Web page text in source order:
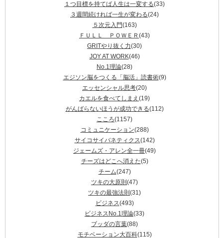
１つ目標を持てば人生は一変する(33)
３週間続ければ一生が変わる(24)
５次元入門(163)
ＦＵＬＬ ＰＯＷＥＲ (43)
GRITやり抜く力(30)
JOY AT WORK(46)
No.1理論(28)
エジソン脳をつくる「脳活」読書術(9)
エッセンシャル思考(20)
カエルを食べてしまえ (19)
がんばらないほうが成功できる(112)
こころ(1157)
コミュニケーション(288)
サイコサイバネティクス(142)
ジェームズ・アレン全一冊(49)
チーズはどこへ消えた(5)
チーム(247)
ツキの大原則 (47)
ツキの最強法則 (31)
ビジネス(493)
ビジネスNo.1理論(33)
ブッダの言葉(88)
モチベーション大百科(115)